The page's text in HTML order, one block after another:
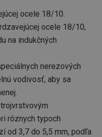
ocele 18/10.
ocele 18/10,
na indukčných
nerezových
vodivosť, aby sa
rôznych typoch
od 3,7 do 5,5 mm, podľa